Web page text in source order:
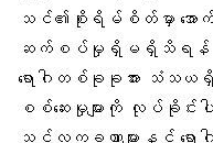
သင်၏စိုးရိမ်စိတ်မှာ အောက်
ဆက်စပ်မှုရှိမရှိသိရန်
ရောဂါတစ်ခုခုအား သံသယ
စစ်ဆေးမှုများကို လုပ်ခိုင်း
သင့်လက္ခဏာများနှင့် ရော